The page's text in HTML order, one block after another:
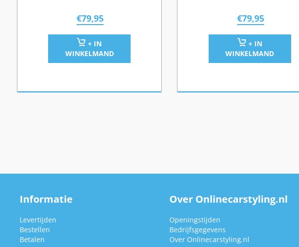
€79,95
+ IN
WINKELMAND
€79,95
+ IN
WINKELMAND
Informatie
Levertijden
Bestellen
Betalen
Over Onlinecarstyling.nl
Openingstijden
Bedrijfsgegevens
Over Onlinecarstyling.nl